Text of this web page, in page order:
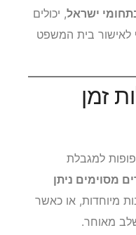
ישראל, יכולים
לאישור בית המשפט
זמן
למגבלת
מסוימים ניתן
מיוחדות, או כאשר
מאוחר.